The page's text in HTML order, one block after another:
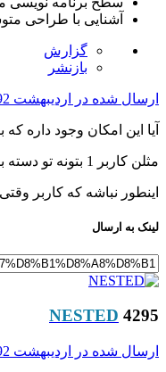
آشنایی با طراحی
گزارش
بازنشر
ارسال شده در اردیبهشت 92
آیا این امکان وجود داره
مثلن کاربر 1 بتونه تو دسته بندی 1 فقط مطلب بزاره و کاربر 2 تو به دسته بندی 2 دسترسی داشته باشه
اینطور نباشه که کاربر
لینک به ارسال
NESTED 4295
ارسال شده در اردیبهشت 92